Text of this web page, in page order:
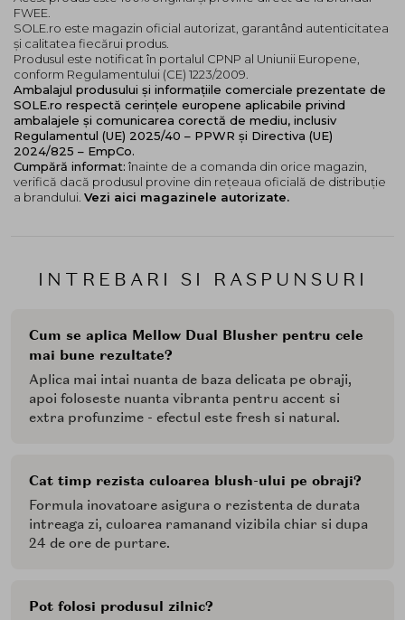
INTREBARI SI RASPUNSURI
Cum se aplica Mellow Dual Blusher pentru cele
mai bune rezultate?
Aplica mai intai nuanta de baza delicata pe obraji,
apoi foloseste nuanta vibranta pentru accent si
extra profunzime - efectul este fresh si natural.
Cat timp rezista culoarea blush-ului pe obraji?
Formula inovatoare asigura o rezistenta de durata
intreaga zi, culoarea ramanand vizibila chiar si dupa
24 de ore de purtare.
Pot folosi produsul zilnic?
FWEE.
SOLE.ro este magazin oficial autorizat, garantând autenticitatea
și calitatea fiecărui produs.
Produsul este notificat în portalul CPNP al Uniunii Europene,
conform Regulamentului (CE) 1223/2009.
Ambalajul produsului și informațiile comerciale prezentate de
SOLE.ro respectă cerințele europene aplicabile privind
ambalajele și comunicarea corectă de mediu, inclusiv
Regulamentul (UE) 2025/40 – PPWR și Directiva (UE)
2024/825 – EmpCo.
Cumpără informat: înainte de a comanda din orice magazin,
verifică dacă produsul provine din rețeaua oficială de distribuție
a brandului. Vezi aici magazinele autorizate.